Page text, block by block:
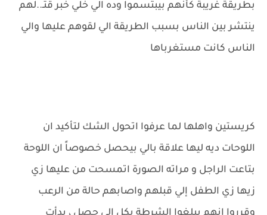
بطريقة غريبة كأنهم بيبتسموا وده الي خلي خبر قتـ..لهم
ينتشر بين الناس بسبب الطريقة الي لقوهم عليها والي
الناس كانت مستغرباها
كريستين واهلها لما عرفوا اتحول الشك لتأكيد ان
اللوحات ديه ليها علاقة بالي بيحصل خصوصاً ان اللوحة
بتاعت الراجل و مراته الصورة اتمسحت من عليها زي
زيها زي الطفل إلي قبلهم واصابهم حالة من الرعب